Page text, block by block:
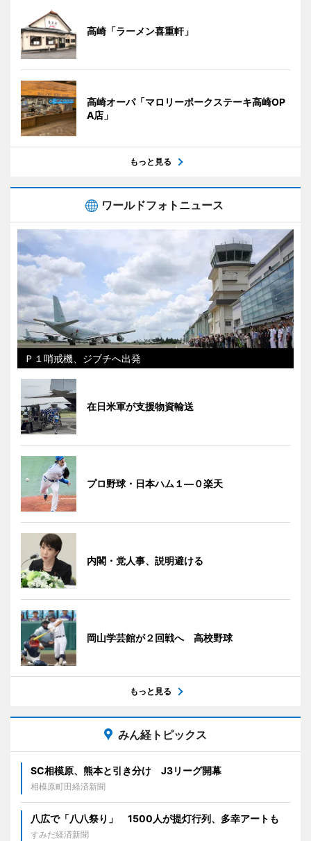
高崎「ラーメン喜重軒」
高崎オーパ「マロリーポークステーキ高崎OP
A店」
もっと見る
ワールドフォトニュース
Ｐ１哨戒機、ジブチへ出発
在日米軍が支援物資輸送
プロ野球・日本ハム１―０楽天
内閣・党人事、説明避ける
岡山学芸館が２回戦へ 高校野球
もっと見る
みん経トピックス
SC相模原、熊本と引き分け J3リーグ開幕
相模原町田経済新聞
八広で「八八祭り」 1500人が提灯行列、多幸アートも
すみだ経済新聞